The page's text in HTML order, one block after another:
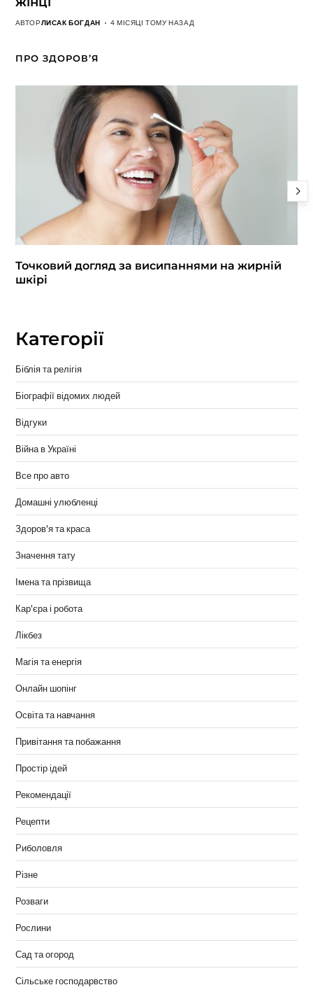
АВТОРЛИСАК БОГДАН 4 МІСЯЦІ ТОМУ НАЗАД
ПРО ЗДОРОВ’Я
Точковий догляд за висипаннями на жирній
шкірі
Категорії
Біблія та релігія
Біографії відомих людей
Відгуки
Війна в Україні
Все про авто
Домашні улюбленці
Здоров'я та краса
Значення тату
Імена та прізвища
Кар'єра і робота
Лікбез
Магія та енергія
Онлайн шопінг
Освіта та навчання
Привітання та побажання
Простір ідей
Рекомендації
Рецепти
Риболовля
Різне
Розваги
Рослини
Сад та огород
Сільське господарвство